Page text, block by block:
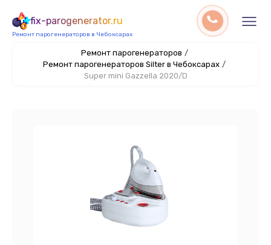
fix-parogenerator.ru
Ремонт парогенераторов в Чебоксарах
Ремонт парогенераторов /
Ремонт парогенераторов Silter в Чебоксарах /
Super mini Gazzella 2020/D